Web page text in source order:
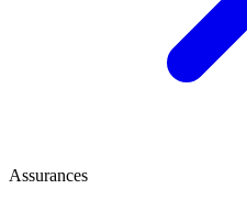
Assurances